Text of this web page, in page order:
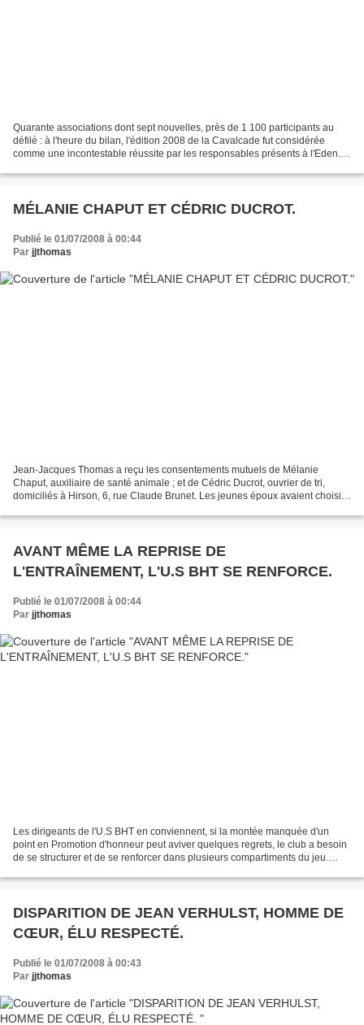
Quarante associations dont sept nouvelles, près de 1 100 participants au
défilé : à l'heure du bilan, l'édition 2008 de la Cavalcade fut considérée
comme une incontestable réussite par les responsables présents à l'Eden.
MÉLANIE CHAPUT ET CÉDRIC DUCROT.
Publié le 01/07/2008 à 00:44
Par jjthomas
Jean-Jacques Thomas a reçu les consentements mutuels de Mélanie
Chaput, auxiliaire de santé animale ; et de Cédric Ducrot, ouvrier de tri,
domiciliés à Hirson, 6, rue Claude Brunet. Les jeunes époux avaient choisi
AVANT MÊME LA REPRISE DE
L'ENTRAÎNEMENT, L'U.S BHT SE RENFORCE.
Publié le 01/07/2008 à 00:44
Par jjthomas
Les dirigeants de l'U.S BHT en conviennent, si la montée manquée d'un
point en Promotion d'honneur peut aviver quelques regrets, le club a besoin
de se structurer et de se renforcer dans plusieurs compartiments du jeu.
DISPARITION DE JEAN VERHULST, HOMME DE
CŒUR, ÉLU RESPECTÉ.
Publié le 01/07/2008 à 00:43
Par jjthomas